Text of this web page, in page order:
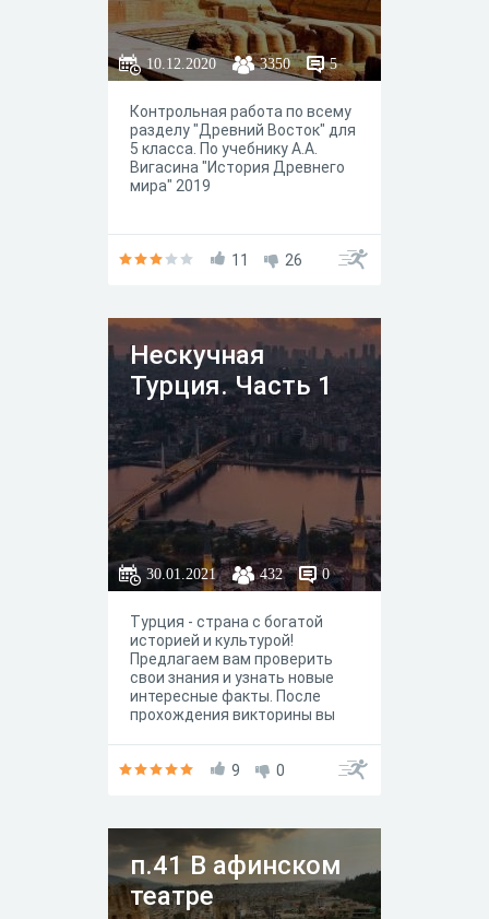
10.12.2020 3350 5
Контрольная работа по всему
разделу "Древний Восток" для
5 класса. По учебнику А.А.
Вигасина "История Древнего
мира" 2019
11 26
Нескучная
Турция. Часть 1
30.01.2021 432 0
Турция - страна с богатой
историей и культурой!
Предлагаем вам проверить
свои знания и узнать новые
интересные факты. После
прохождения викторины вы
9 0
п.41 В афинском
театре